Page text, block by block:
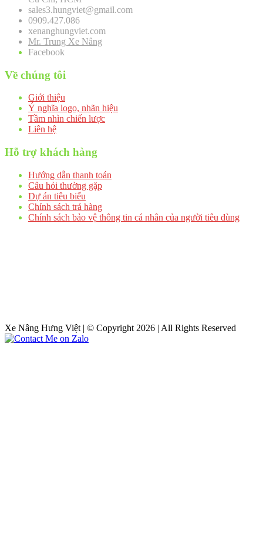
sales3.hungviet@gmail.com
0909.427.086
xenanghungviet.com
Mr. Trung Xe Nâng
Facebook
Về chúng tôi
Giới thiệu
Ý nghĩa logo, nhãn hiệu
Tầm nhìn chiến lược
Liên hệ
Hỗ trợ khách hàng
Hướng dẫn thanh toán
Câu hỏi thường gặp
Dự án tiêu biểu
Chính sách trả hàng
Chính sách bảo vệ thông tin cá nhân của người tiêu dùng
Xe Nâng Hưng Việt | © Copyright 2026 | All Rights Reserved